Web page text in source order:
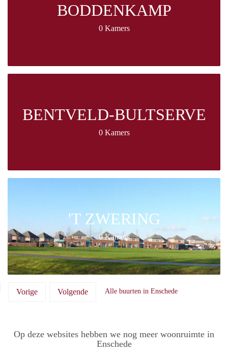
BODDENKAMP
0 Kamers
BENTVELD-BULTSERVE
0 Kamers
'T ZWERING
0 Kamers
Vorige Volgende Alle buurten in Enschede
Op deze websites hebben we nog meer woonruimte in
Enschede